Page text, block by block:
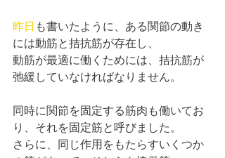
昨日 も書いたように、ある関節の動き
には動筋と拮抗筋が存在し、
動筋が最適に働くためには、拮抗筋が
弛緩していなければなりません。
同時に関節を固定する筋肉も働いてお
り、それを固定筋と呼びました。
さらに、同じ作用をもたらすいくつか